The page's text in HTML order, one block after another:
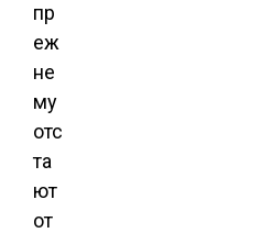
пр
еж
не
му
отс
та
ют
от